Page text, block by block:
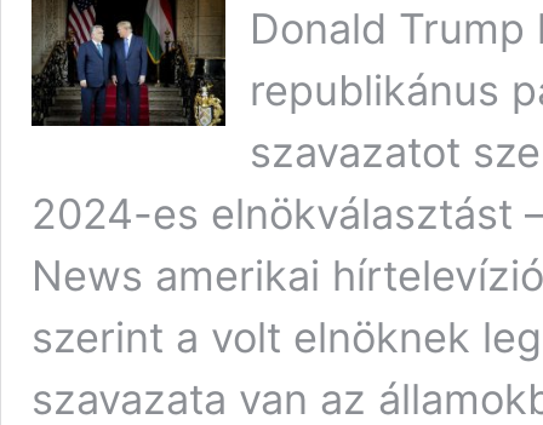
Donald
republikánus
szavazatot
2024-es elnökválasztást
News amerikai
szerint a volt elnöknek
szavazata van az